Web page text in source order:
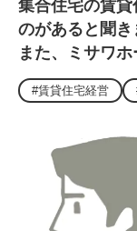
集合住宅の賃
のがあると聞き
また、ミサワ
#賃貸住宅経営